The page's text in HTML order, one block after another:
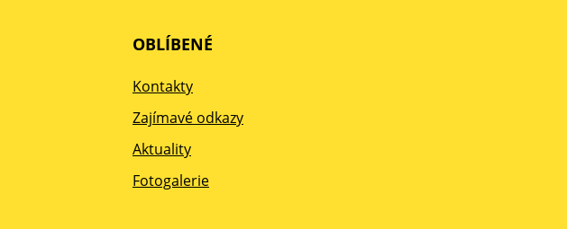
OBLÍBENÉ
Kontakty
Zajímavé odkazy
Aktuality
Fotogalerie